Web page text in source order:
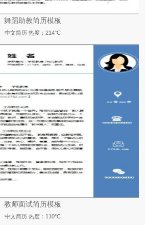
舞蹈助教简历模板
中文简历 热度：214°C
教师面试简历模板
中文简历 热度：110°C